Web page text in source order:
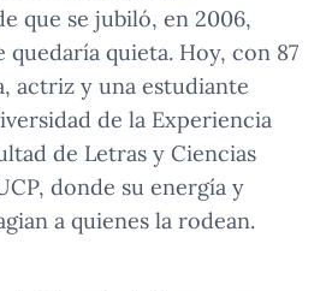
que se jubiló, en 2006,
quedaría quieta. Hoy, con 87
actriz y una estudiante
de la Experiencia
de Letras y Ciencias
donde su energía y
a quienes la rodean.